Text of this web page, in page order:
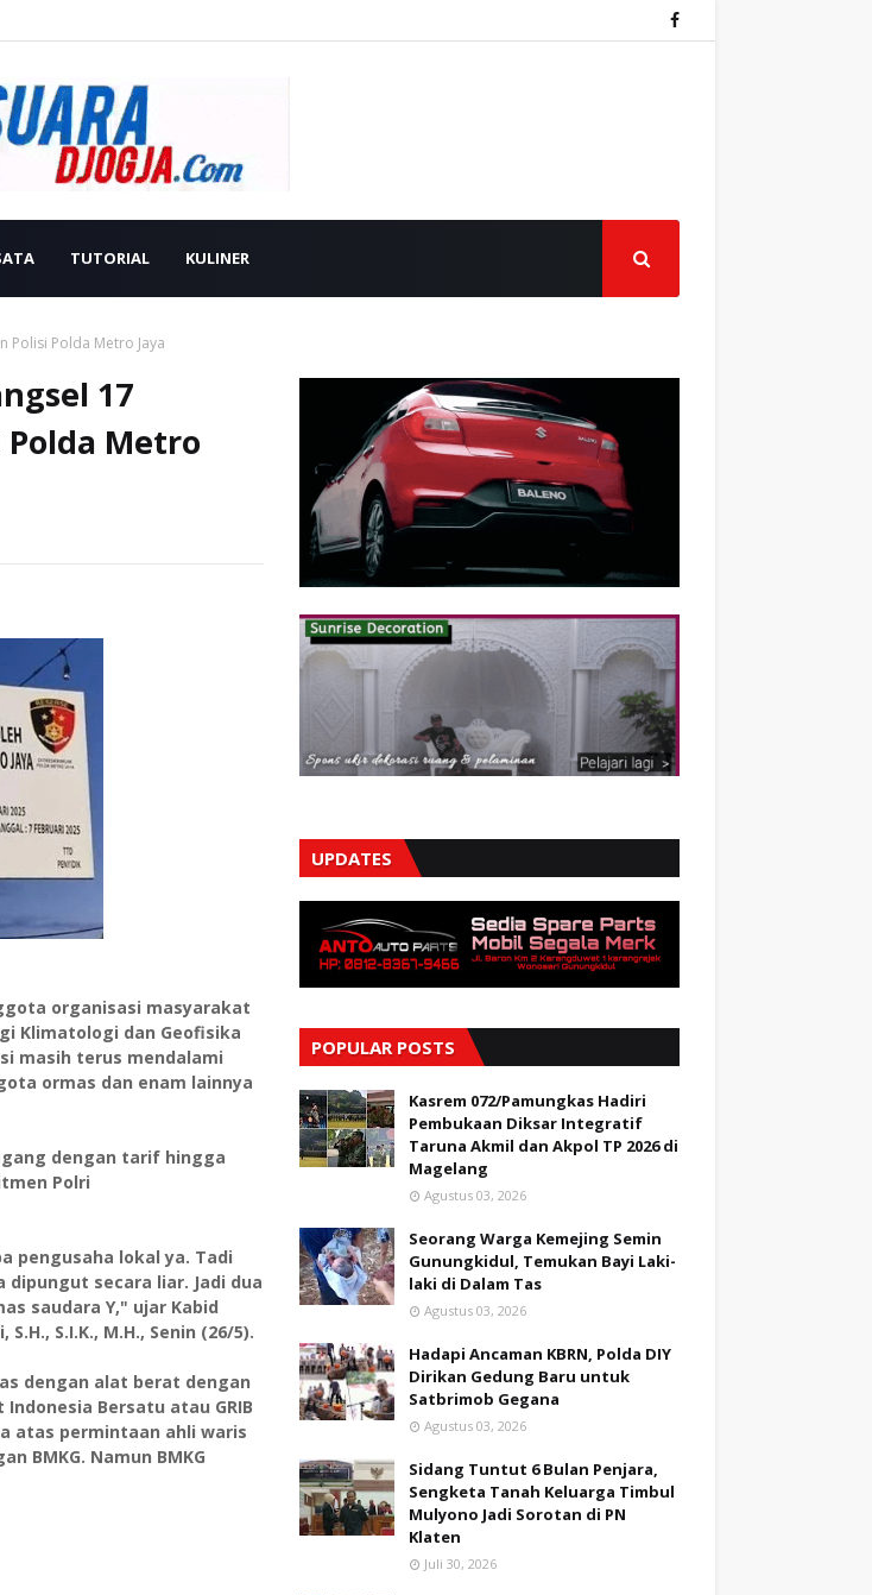
TUTORIAL KULINER
Polisi Polda Metro Jaya
17
Metro
organisasi masyarakat
Klimatologi dan Geofisika
masih terus mendalami
ormas dan enam lainnya
dengan tarif hingga
Polri
pengusaha lokal ya. Tadi
dipungut secara liar. Jadi dua
saudara Y," ujar Kabid
S.I.K., M.H., Senin (26/5).
dengan alat berat dengan
Bersatu atau GRIB
atas permintaan ahli waris
BMKG. Namun BMKG
UPDATES
POPULAR POSTS
Kasrem 072/Pamungkas Hadiri
Pembukaan Diksar Integratif
Taruna Akmil dan Akpol TP 2026 di
Magelang
Agustus 03, 2026
Seorang Warga Kemejing Semin
Gunungkidul, Temukan Bayi Laki-
laki di Dalam Tas
Agustus 03, 2026
Hadapi Ancaman KBRN, Polda DIY
Dirikan Gedung Baru untuk
Satbrimob Gegana
Agustus 03, 2026
Sidang Tuntut 6 Bulan Penjara,
Sengketa Tanah Keluarga Timbul
Mulyono Jadi Sorotan di PN
Klaten
Juli 30, 2026